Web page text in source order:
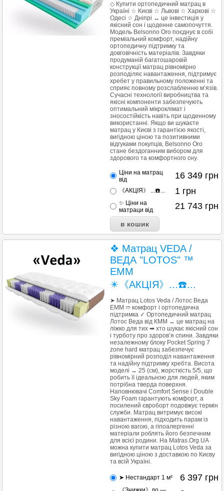
◇ Купити ортопедичний матрац в
Україні ☆ Києві ☆ Львові ☆ Харкові ☆
Одесі ☆ Дніпрі ↔ це інвестиція у
якісний сон і щоденне самопочуття.
Модель Belsonno Oro поєднує в собі
преміальний комфорт, надійну
ортопедичну підтримку та
довговічність матеріалів. Завдяки
продуманій багатошаровій
конструкції матрац рівномірно
розподіляє навантаження, підтримує
хребет у правильному положенні та
сприяє повному розслабленню м’язів.
Сучасні технології виробництва та
якісні компоненти забезпечують
оптимальний мікроклімат і
зносостійкість навіть при щоденному
використанні. Якщо ви шукаєте
матрац у Києві з гарантією якості,
вигідною ціною та позитивними
відгуками покупців, Belsonno Oro
стане бездоганним вибором для
здорового та комфортного сну.
Ціни на матрац
від
16 349 грн
《АКЦІЯ》 ...☎️... 1 грн
✨ Ціни на
матраци від
21 743 грн
❖ Матрац VEDA /
ВЕДА "LOTOS" ™
EMM
✴️《АКЦІЯ》...☎️...
➤ Матрац Lotos Veda / Лотос Веда
EMM ➱ комфорт і ортопедична
підтримка ✓ Ортопедичний матрац
Лотос Веда від КMM ↔ це матрац на
ліжко для тих ➡ хто шукає якісний сон
і турботу про здоров’я спини. Завдяки
незалежному блоку Pocket Spring 7
zone hard матрац забезпечує
рівномірний розподіл навантаження
та надійну підтримку хребта. Висота
моделі ↔ 25 (см), жорсткість 5/5, що
робить її ідеальною для людей, яким
потрібна тверда поверхня.
Наповнювачі Comfort Sense і Double
Sky Foam гарантують комфорт, а
посилений євроборт подовжує термін
служби. Матрац витримує високі
навантаження, підходить парам із
різною вагою, а гіпоалергенні
матеріали роблять його безпечним
для всієї родини. На Matras.Org.UA
можна купити матрац Lotos Veda за
вигідною ціною з доставкою по Києву
та всій Україні.
➤ Нестандарт 1 м² 6 397 грн